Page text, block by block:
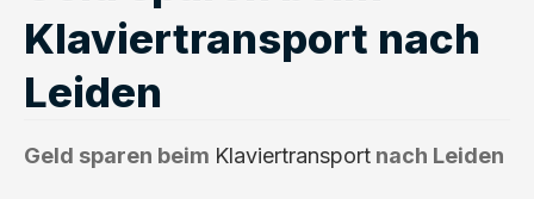
Klaviertransport nach
Leiden
Geld sparen beim Klaviertransport nach Leiden